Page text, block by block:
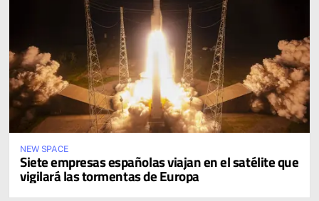
NEW SPACE
Siete empresas españolas viajan en el satélite que
vigilará las tormentas de Europa